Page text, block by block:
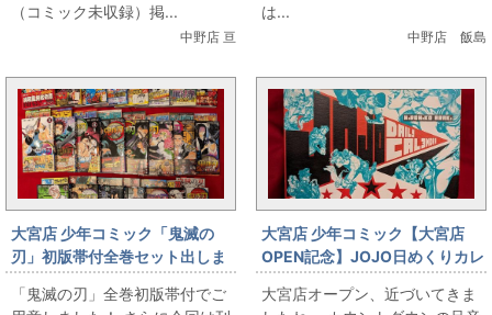
（コミック未収録）掲...
中野店 亘
は...
中野店 飯島
大宮店 少年コミック「鬼滅の
刃」初版帯付全巻セット出しま
す
「鬼滅の刃」全巻初版帯付でご
大宮店 少年コミック【大宮店
OPEN記念】JOJO日めくりカレ
ンダー
大宮店オープン、近づいてきま